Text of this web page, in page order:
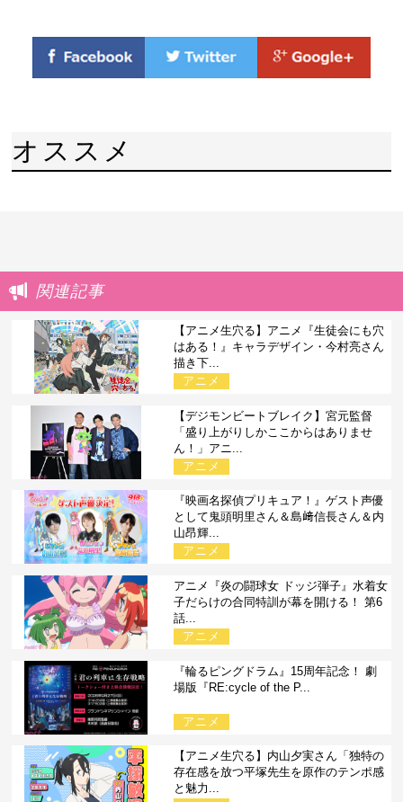
オススメ
関連記事
【アニメ生穴る】アニメ『生徒会にも穴
はある！』キャラデザイン・今村亮さん
描き下...
アニメ
【デジモンビートブレイク】宮元監督
「盛り上がりしかここからはありませ
ん！」アニ...
アニメ
『映画名探偵プリキュア！』ゲスト声優
として鬼頭明里さん＆島﨑信長さん＆内
山昂輝...
アニメ
アニメ『炎の闘球女 ドッジ弾子』水着女
子だらけの合同特訓が幕を開ける！ 第6
話...
アニメ
『輪るピングドラム』15周年記念！ 劇
場版『RE:cycle of the P...
アニメ
【アニメ生穴る】内山夕実さん「独特の
存在感を放つ平塚先生を原作のテンポ感
と魅力...